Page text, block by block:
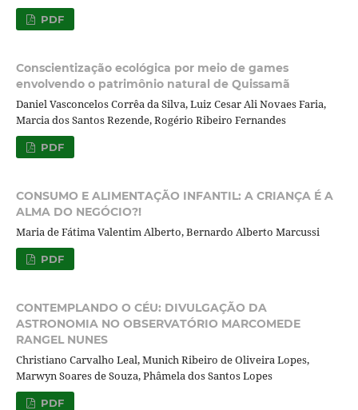
PDF
Conscientização ecológica por meio de games
envolvendo o patrimônio natural de Quissamã
Daniel Vasconcelos Corrêa da Silva, Luiz Cesar Ali Novaes Faria,
Marcia dos Santos Rezende, Rogério Ribeiro Fernandes
PDF
CONSUMO E ALIMENTAÇÃO INFANTIL: A CRIANÇA É A
ALMA DO NEGÓCIO?!
Maria de Fátima Valentim Alberto, Bernardo Alberto Marcussi
PDF
CONTEMPLANDO O CÉU: DIVULGAÇÃO DA
ASTRONOMIA NO OBSERVATÓRIO MARCOMEDE
RANGEL NUNES
Christiano Carvalho Leal, Munich Ribeiro de Oliveira Lopes,
Marwyn Soares de Souza, Phâmela dos Santos Lopes
PDF